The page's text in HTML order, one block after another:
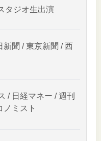
タジオ生出演
新聞 / 東京新聞 / 西
/ 日経マネー / 週刊
ノミスト